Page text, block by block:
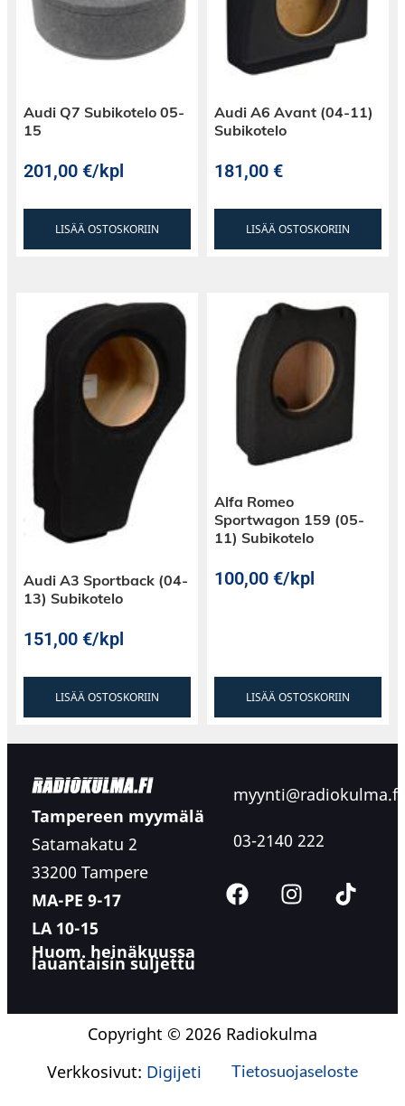
Audi Q7 Subikotelo 05-
15
201,00€/kpl
LISÄÄ OSTOSKORIIN
Audi A6 Avant (04-11)
Subikotelo
181,00€
LISÄÄ OSTOSKORIIN
Audi A3 Sportback (04-
13) Subikotelo
151,00€/kpl
LISÄÄ OSTOSKORIIN
Alfa Romeo
Sportwagon 159 (05-
11) Subikotelo
100,00€/kpl
LISÄÄ OSTOSKORIIN
Tampereen myymälä
Satamakatu 2
33200 Tampere
MA-PE 9-17
LA 10-15
Huom. heinäkuussa
lauantaisin suljettu
myynti@radiokulma.fi
03-2140 222
Copyright © 2026 Radiokulma
Verkkosivut: Digijeti Tietosuojaseloste